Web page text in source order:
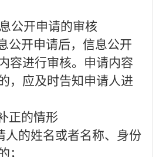
公开申请的审核
公开申请后，信息公开
容进行审核。申请内容
，应及时告知申请人进
正的情形
人的姓名或者名称、身份
；